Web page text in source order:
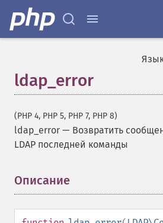
ldap_error
(PHP 4, PHP 5, PHP 7, PHP 8)
ldap_error — Возвратить
LDAP последней команды
Описание